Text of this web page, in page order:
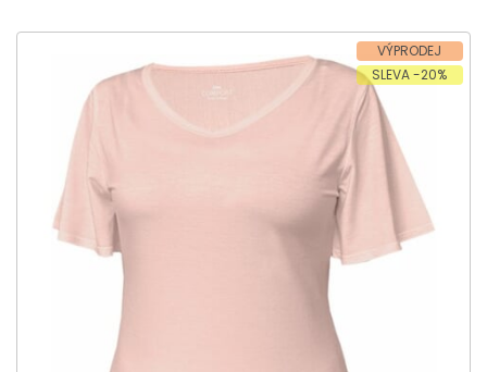
VÝPRODEJ
SLEVA -20%